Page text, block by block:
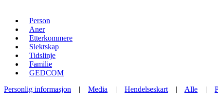
Person
Aner
Etterkommere
Slektskap
Tidslinje
Familie
GEDCOM
Personlig informasjon | Media | Hendelseskart | Alle |